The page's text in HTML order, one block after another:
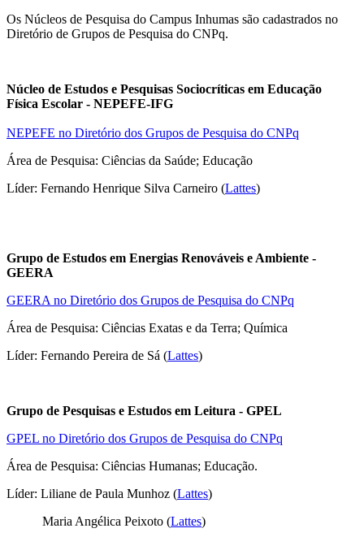
Os Núcleos de Pesquisa do Campus Inhumas são cadastrados no
Diretório de Grupos de Pesquisa do CNPq.
Núcleo de Estudos e Pesquisas Sociocríticas em Educação
Física Escolar - NEPEFE-IFG
NEPEFE no Diretório dos Grupos de Pesquisa do CNPq
Área de Pesquisa: Ciências da Saúde; Educação
Líder: Fernando Henrique Silva Carneiro (Lattes)
Grupo de Estudos em Energias Renováveis e Ambiente -
GEERA
GEERA no Diretório dos Grupos de Pesquisa do CNPq
Área de Pesquisa: Ciências Exatas e da Terra; Química
Líder: Fernando Pereira de Sá (Lattes)
Grupo de Pesquisas e Estudos em Leitura - GPEL
GPEL no Diretório dos Grupos de Pesquisa do CNPq
Área de Pesquisa: Ciências Humanas; Educação.
Líder: Liliane de Paula Munhoz (Lattes)
Maria Angélica Peixoto (Lattes)